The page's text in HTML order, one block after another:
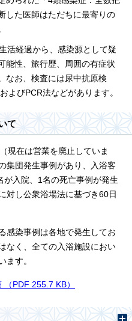
した医師はただちに最寄りの
活経過から、感染源として疑
能性、旅行歴、周囲の有症状
なお、検査には尿中抗原検
よびPCR法などがあります。
て
現在は営業を廃止していま
集団発生事例があり、入浴客
入院、1名の死亡事例が発生
対し公衆浴場法に基づき60日
感染事例は各地で発生してお
なく、全ての入浴施設におい
ます。
PDF 255.7 KB）